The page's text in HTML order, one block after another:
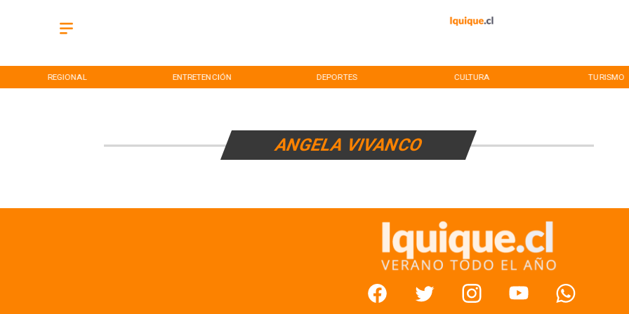
REGIONAL ENTRETENCIÓN DEPORTES CULTURA TURISMO
ANGELA VIVANCO